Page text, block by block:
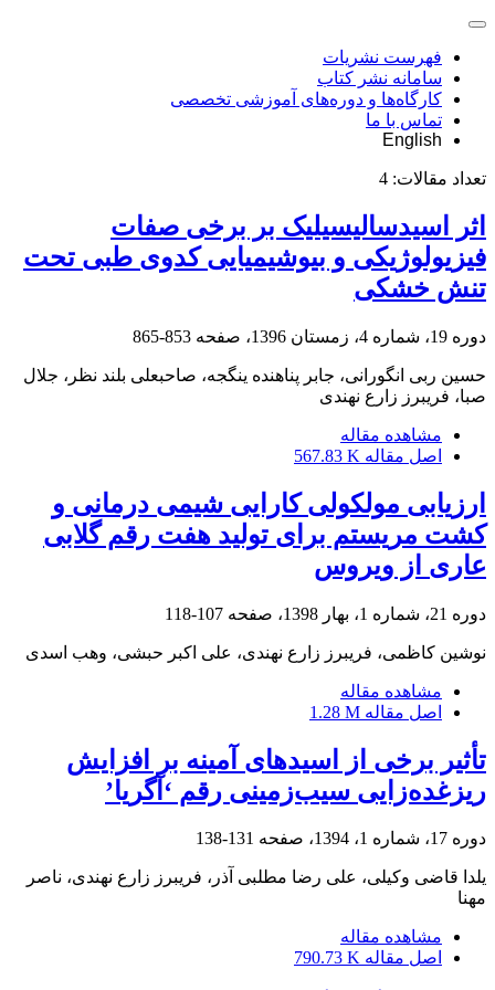
فهرست نشریات
سامانه نشر کتاب
کارگاه‌ها و دوره‌های آموزشی تخصصی
تماس با ما
English
تعداد مقالات: 4
اثر اسیدسالیسیلیک بر برخی صفات
فیزیولوژیکی و بیوشیمیایی کدوی طبی تحت
تنش خشکی
دوره 19، شماره 4، زمستان 1396، صفحه 853-865
حسین ربی انگورانی، جابر پناهنده ینگجه، صاحبعلی بلند نظر، جلال
صبا، فریبرز زارع نهندی
مشاهده مقاله
اصل مقاله 567.83 K
ارزیابی مولکولی کارایی شیمی درمانی و
کشت مریستم برای تولید هفت رقم گلابی
عاری از ویروس
دوره 21، شماره 1، بهار 1398، صفحه 107-118
نوشین کاظمی، فریبرز زارع نهندی، علی اکبر حبشی، وهب اسدی
مشاهده مقاله
اصل مقاله 1.28 M
تأثیر برخی از اسیدهای آمینه بر افزایش
ریزغده‌زایی سیب‌زمینی رقم ‘آگریا’
دوره 17، شماره 1، 1394، صفحه 131-138
یلدا قاضی وکیلی، علی رضا مطلبی آذر، فریبرز زارع نهندی، ناصر
مهنا
مشاهده مقاله
اصل مقاله 790.73 K